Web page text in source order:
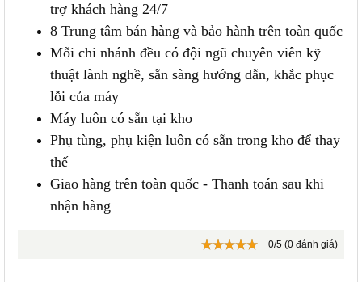
trợ khách hàng 24/7
8 Trung tâm bán hàng và bảo hành trên toàn quốc
Mỗi chi nhánh đều có đội ngũ chuyên viên kỹ
thuật lành nghề, sẵn sàng hướng dẫn, khắc phục
lỗi của máy
Máy luôn có sẵn tại kho
Phụ tùng, phụ kiện luôn có sẵn trong kho để thay
thế
Giao hàng trên toàn quốc - Thanh toán sau khi
nhận hàng
0/5 (0 đánh giá)